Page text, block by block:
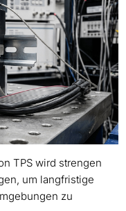
TPS wird strengen
um langfristige
zu